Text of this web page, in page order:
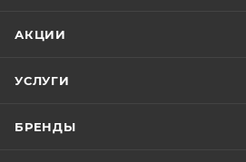
АКЦИИ
УСЛУГИ
БРЕНДЫ